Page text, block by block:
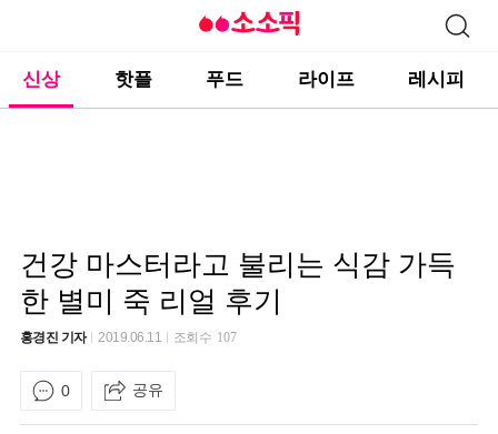
신상 핫플 푸드 라이프 레시피
건강 마스터라고 불리는 식감 가득
한 별미 죽 리얼 후기
홍경진 기자 2019.06.11 조회수 107
0 공유